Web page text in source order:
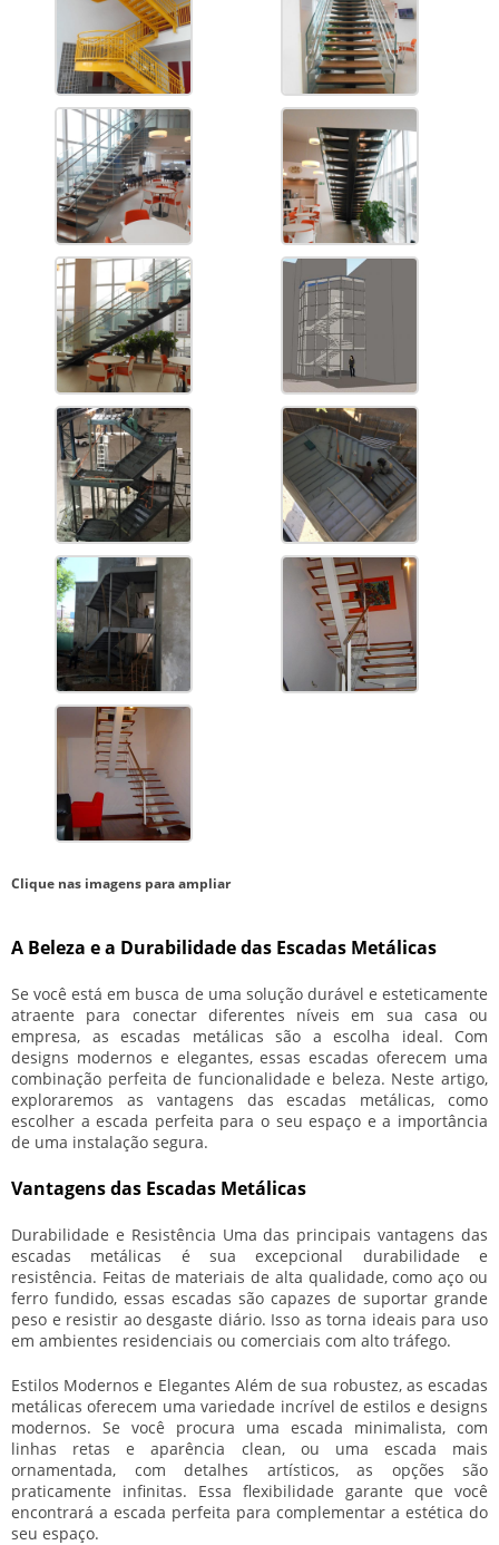
Clique nas imagens para ampliar
A Beleza e a Durabilidade das Escadas Metálicas
Se você está em busca de uma solução durável e esteticamente
atraente para conectar diferentes níveis em sua casa ou
empresa, as escadas metálicas são a escolha ideal. Com
designs modernos e elegantes, essas escadas oferecem uma
combinação perfeita de funcionalidade e beleza. Neste artigo,
exploraremos as vantagens das escadas metálicas, como
escolher a escada perfeita para o seu espaço e a importância
de uma instalação segura.
Vantagens das Escadas Metálicas
Durabilidade e Resistência Uma das principais vantagens das
escadas metálicas é sua excepcional durabilidade e
resistência. Feitas de materiais de alta qualidade, como aço ou
ferro fundido, essas escadas são capazes de suportar grande
peso e resistir ao desgaste diário. Isso as torna ideais para uso
em ambientes residenciais ou comerciais com alto tráfego.
Estilos Modernos e Elegantes Além de sua robustez, as escadas
metálicas oferecem uma variedade incrível de estilos e designs
modernos. Se você procura uma escada minimalista, com
linhas retas e aparência clean, ou uma escada mais
ornamentada, com detalhes artísticos, as opções são
praticamente infinitas. Essa flexibilidade garante que você
encontrará a escada perfeita para complementar a estética do
seu espaço.